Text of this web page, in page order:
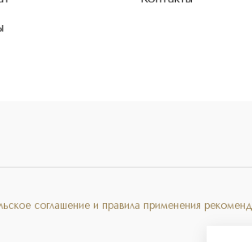
соглашение и правила применения